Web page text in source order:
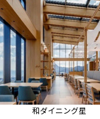
和ダイニング星